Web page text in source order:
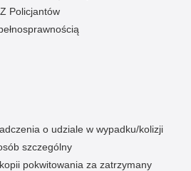
Policjantów
o udziale w wypadku/kolizji
szczególny
pokwitowania za zatrzymany